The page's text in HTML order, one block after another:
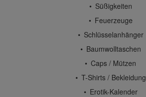
Süßigkeiten
Feuerzeuge
Schlüsselanhänger
Baumwolltaschen
Caps / Mützen
T-Shirts / Bekleidung
Erotik-Kalender